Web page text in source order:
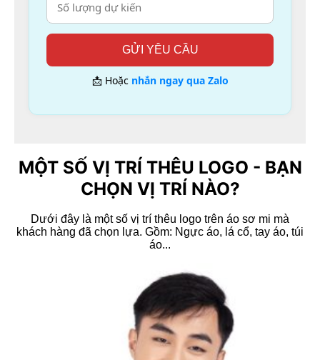
Xem nhanh
Áo thun cổ trụ đỏ 3 sọc
GỬI YÊU CẦU
📩 Hoặc nhắn ngay qua Zalo
MỘT SỐ VỊ TRÍ THÊU LOGO - BẠN
CHỌN VỊ TRÍ NÀO?
Dưới đây là một số vị trí thêu logo trên áo sơ mi mà
khách hàng đã chọn lựa. Gồm: Ngực áo, lá cổ, tay áo, túi
áo...